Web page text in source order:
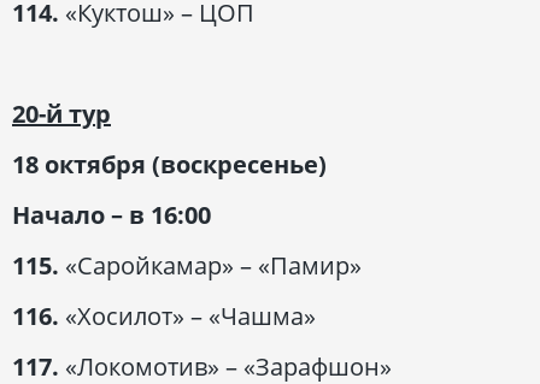
114. «Куктош» – ЦОП
20-й тур
18 октября (воскресенье)
Начало – в 16:00
115. «Саройкамар» – «Памир»
116. «Хосилот» – «Чашма»
117. «Локомотив» – «Зарафшон»